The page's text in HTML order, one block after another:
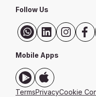
Follow Us
Mobile Apps
TermsPrivacyCookie